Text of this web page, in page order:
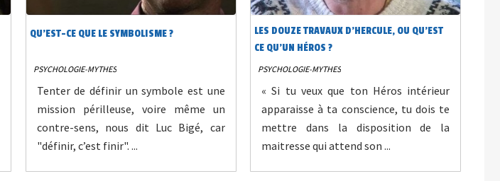
QU’EST-CE QUE LE SYMBOLISME ?
PSYCHOLOGIE-MYTHES
Tenter de définir un symbole est une
mission périlleuse, voire même un
contre-sens, nous dit Luc Bigé, car
"définir, c’est finir". ...
LES DOUZE TRAVAUX D’HERCULE, OU QU’EST
CE QU’UN HÉROS ?
PSYCHOLOGIE-MYTHES
« Si tu veux que ton Héros intérieur
apparaisse à ta conscience, tu dois te
mettre dans la disposition de la
maitresse qui attend son ...